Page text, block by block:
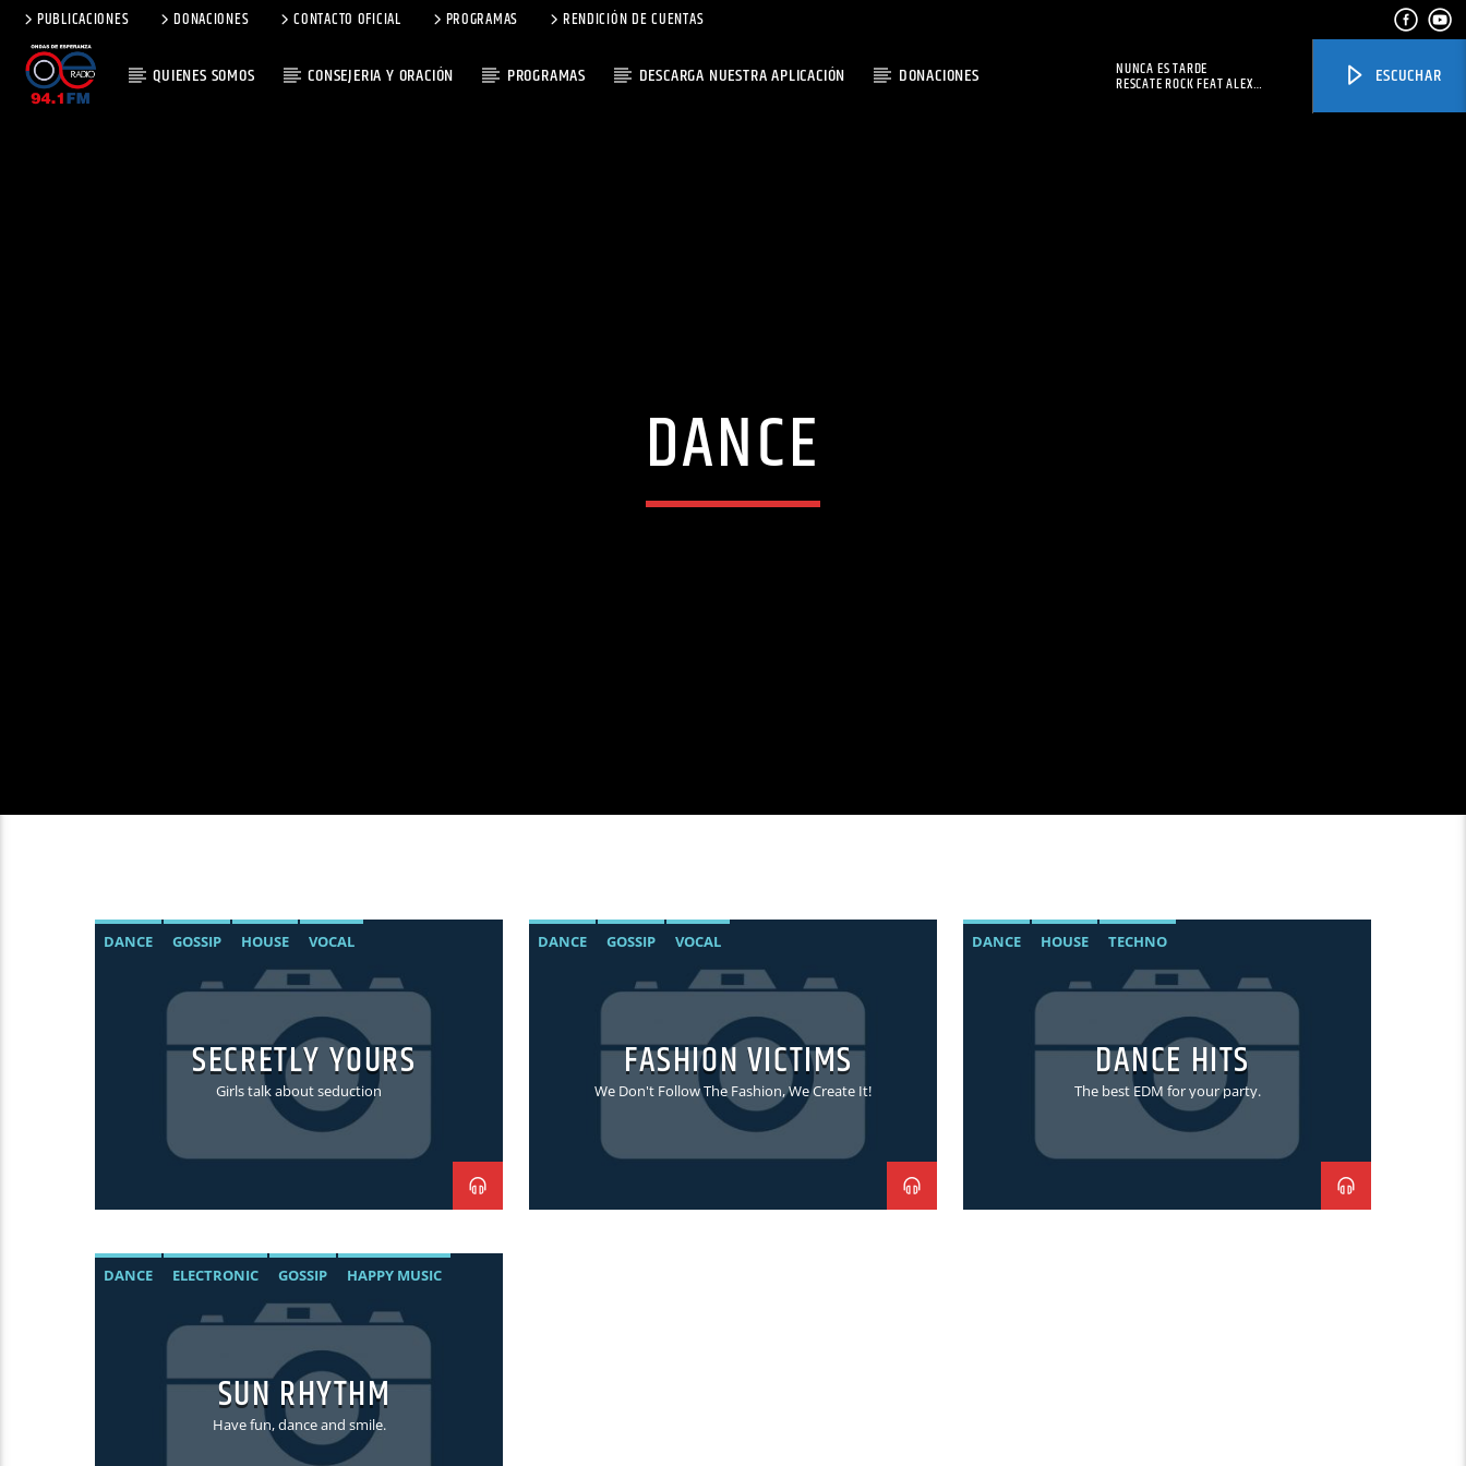
PUBLICACIONES DONACIONES CONTACTO OFICIAL PROGRAMAS RENDICIÓN DE CUENTAS
QUIENES SOMOS CONSEJERIA Y ORACIÓN PROGRAMAS DESCARGA NUESTRA APLICACIÓN DONACIONES ESCUCHAR
NUNCA ES TARDE
RESCATE ROCK FEAT ALEX
DANCE
DANCE GOSSIP HOUSE VOCAL
SECRETLY YOURS
Girls talk about seduction
DANCE GOSSIP VOCAL
FASHION VICTIMS
We Don't Follow The Fashion, We Create It!
DANCE HOUSE TECHNO
DANCE HITS
The best EDM for your party.
DANCE ELECTRONIC GOSSIP HAPPY MUSIC
SUN RHYTHM
Have fun, dance and smile.